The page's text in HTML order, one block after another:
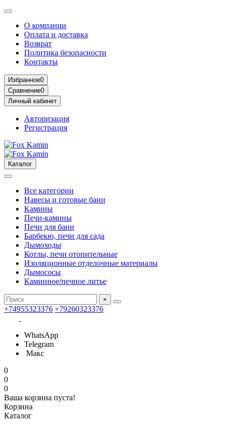
О компании
Оплата и доставка
Возврат
Политика безопасности
Контакты
Избранное0
Сравнение0
Личный кабинет
Авторизация
Регистрация
Каталог
Все категории
Навесы и готовые бани
Камины
Печи-камины
Печи для бани
Барбекю, печи для сада
Дымоходы
Котлы, печи отопительные
Изоляционные отделочные материалы
Дымососы
Каминное/печное литье
×
+74955323376 +79260323376
WhatsApp
Telegram
Макс
0
0
0
Ваша корзина пуста!
Корзина
Каталог